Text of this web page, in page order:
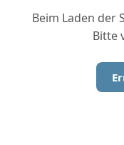
Beim Laden der
Bitte